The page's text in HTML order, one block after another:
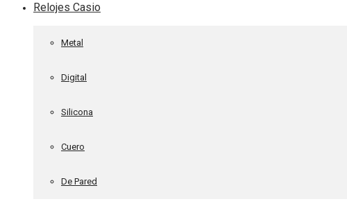
Relojes Casio
Metal
Digital
Silicona
Cuero
De Pared